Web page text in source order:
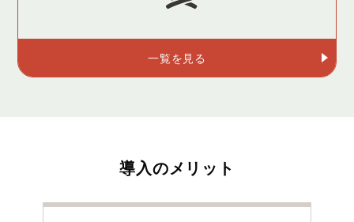
一覧を見る
導入のメリット